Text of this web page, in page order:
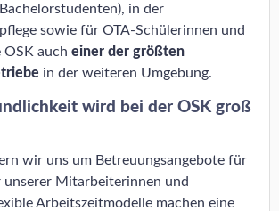
in der
sowie für OTA-Schülerinnen und
OSK auch einer der größten
in der weiteren Umgebung.
wird bei der OSK groß
wir uns um Betreuungsangebote für
unserer Mitarbeiterinnen und
Arbeitszeitmodelle machen eine